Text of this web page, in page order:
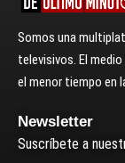
Somos una
televisivos. El
el menor tiempo en
Newsletter
Suscríbete a